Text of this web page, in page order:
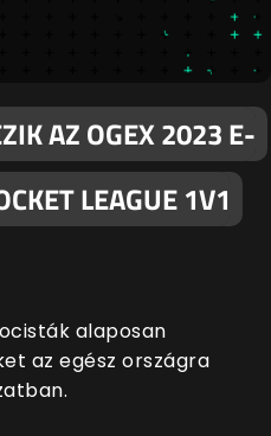
AZ OGEX 2023 E-
LEAGUE 1V1
alaposan
az egész országra